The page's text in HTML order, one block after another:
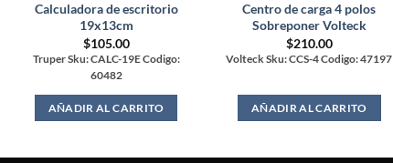
Calculadora de escritorio
19x13cm
$105.00
Truper Sku: CALC-19E Codigo:
60482
AÑADIR AL CARRITO
Centro de carga 4 polos
Sobreponer Volteck
$210.00
Volteck Sku: CCS-4 Codigo: 47197
AÑADIR AL CARRITO